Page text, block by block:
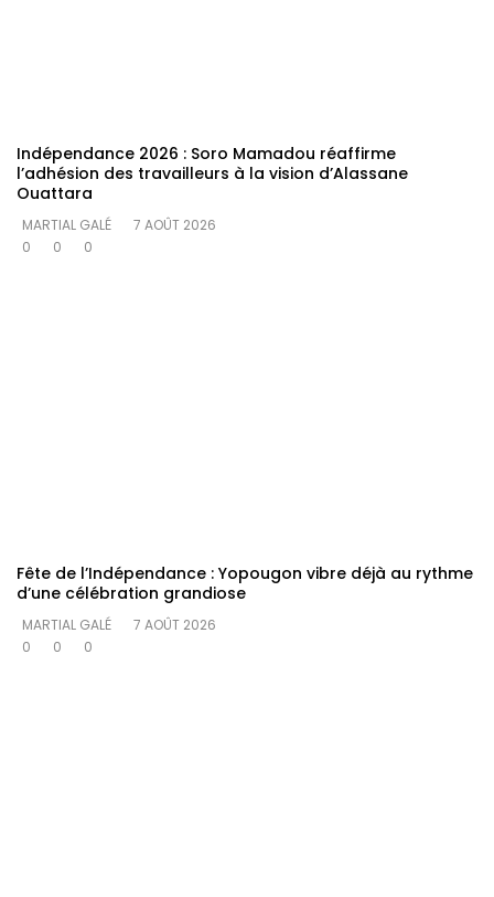
Indépendance 2026 : Soro Mamadou réaffirme
l’adhésion des travailleurs à la vision d’Alassane
Ouattara
MARTIAL GALÉ
7 AOÛT 2026
0
0 0
Fête de l’Indépendance : Yopougon vibre déjà au rythme
d’une célébration grandiose
MARTIAL GALÉ
7 AOÛT 2026
0
0 0